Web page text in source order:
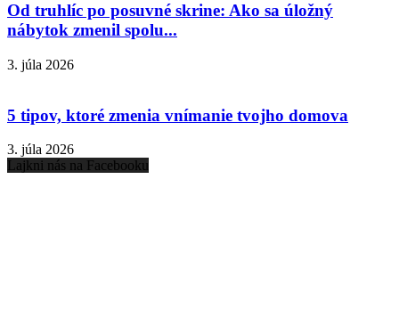
Od truhlíc po posuvné skrine: Ako sa úložný
nábytok zmenil spolu...
3. júla 2026
5 tipov, ktoré zmenia vnímanie tvojho domova
3. júla 2026
Lajkni nás na Facebooku